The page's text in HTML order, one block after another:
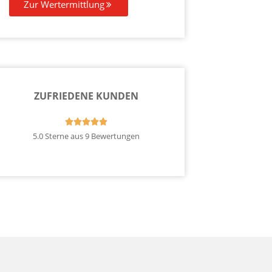
Zur Wertermittlung
ZUFRIEDENE KUNDEN

5.0 Sterne aus 9 Bewertungen